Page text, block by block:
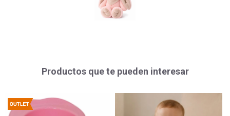
Productos que te pueden interesar